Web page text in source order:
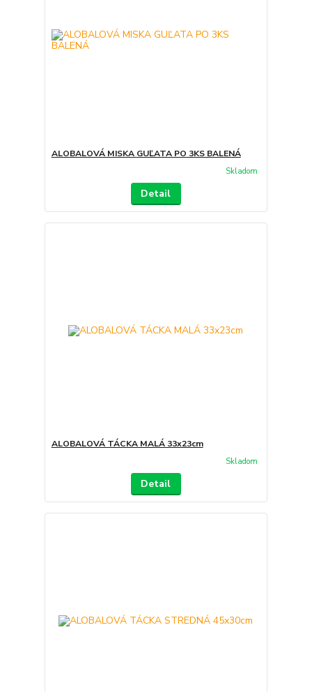
ALOBALOVÁ MISKA GUĽATA PO 3KS BALENÁ
Skladom
Detail
ALOBALOVÁ TÁCKA MALÁ 33x23cm
Skladom
Detail